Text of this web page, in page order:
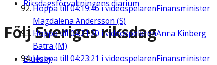
Hoppa till04:19:46i videospelarenFinansminister
Magdalena Andersson (S)
Hoppa till 04:21:20 i videospelarenAnna Kinberg
Batra (M)
Hoppa till 04:23:21 i videospelarenFinansminister
Riksdagsförvaltningens diarium
Följ Sveriges riksdag
Bluesky